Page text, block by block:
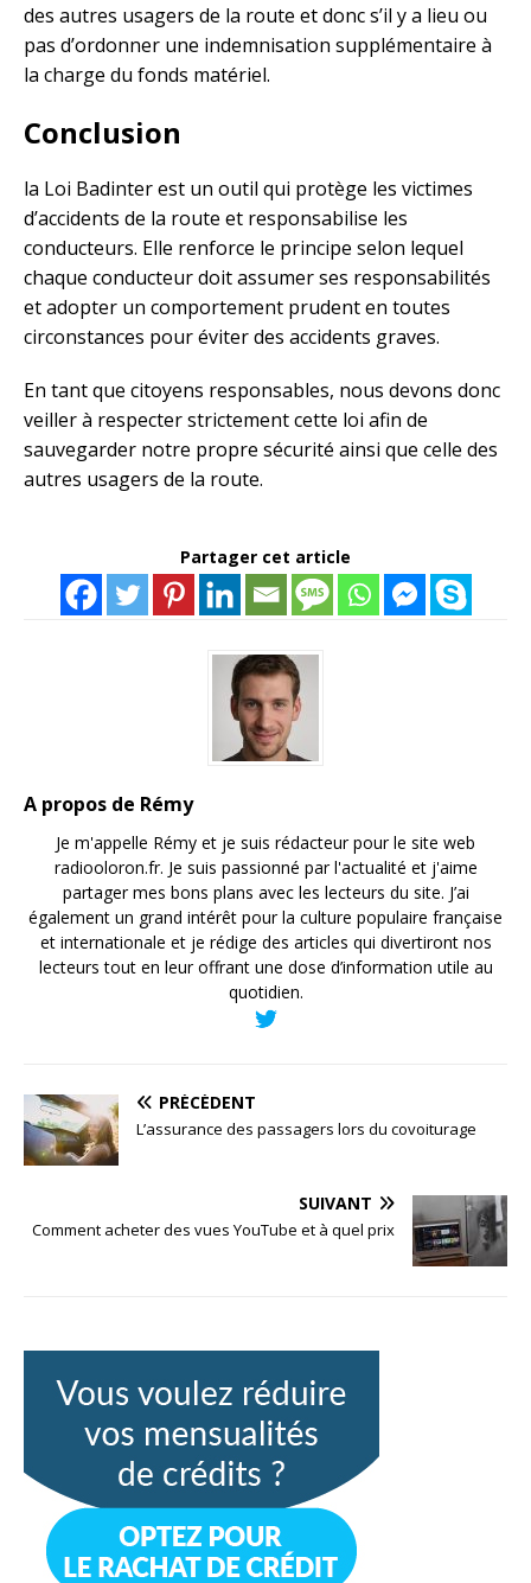
des autres usagers de la route et donc s’il y a lieu ou
pas d’ordonner une indemnisation supplémentaire à
la charge du fonds matériel.
Conclusion
la Loi Badinter est un outil qui protège les victimes
d’accidents de la route et responsabilise les
conducteurs. Elle renforce le principe selon lequel
chaque conducteur doit assumer ses responsabilités
et adopter un comportement prudent en toutes
circonstances pour éviter des accidents graves.
En tant que citoyens responsables, nous devons donc
veiller à respecter strictement cette loi afin de
sauvegarder notre propre sécurité ainsi que celle des
autres usagers de la route.
Partager cet article
A propos de Rémy
Je m'appelle Rémy et je suis rédacteur pour le site web
radiooloron.fr. Je suis passionné par l'actualité et j'aime
partager mes bons plans avec les lecteurs du site. J’ai
également un grand intérêt pour la culture populaire française
et internationale et je rédige des articles qui divertiront nos
lecteurs tout en leur offrant une dose d’information utile au
quotidien.
PRÉCÉDENT
L’assurance des passagers lors du covoiturage
SUIVANT
Comment acheter des vues YouTube et à quel prix